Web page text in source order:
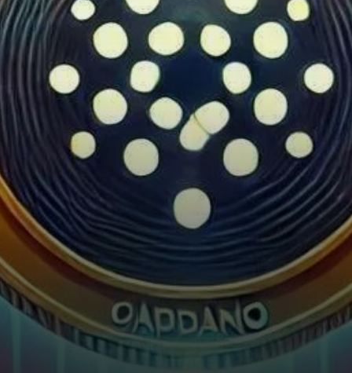
de momentum haussier, avec
une rupture au-dessus du
niveau de…